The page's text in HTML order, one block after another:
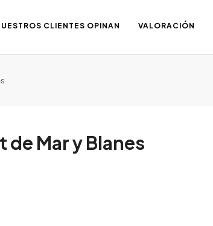
CLIENTES OPINAN VALORACIÓN
Mar y Blanes